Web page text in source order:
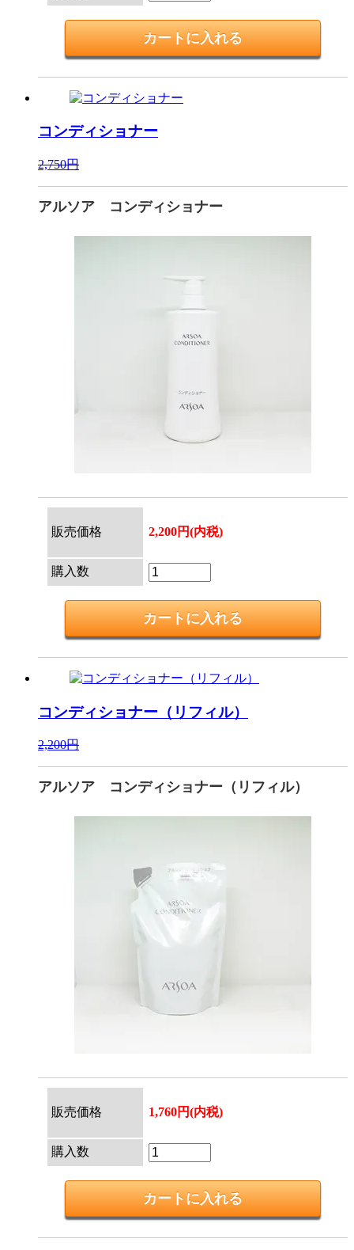
コンディショナー
2,750円
アルソア コンディショナー
販売価格 2,200円(内税)
購入数
コンディショナー（リフィル）
2,200円
アルソア コンディショナー（リフィル）
販売価格 1,760円(内税)
購入数